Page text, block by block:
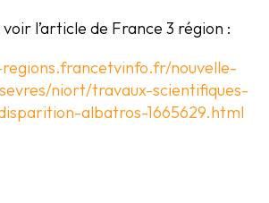
l’article de France 3 région :
nouvelle-
niort/travaux-scientifiques-
albatros-1665629.html